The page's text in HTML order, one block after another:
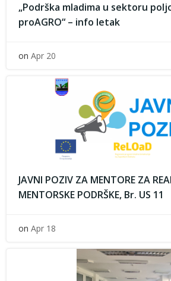
„Podrška mladima u sektoru
proAGRO“ – info letak
on Apr 20
JAVNI POZIV ZA MENTORE ZA
MENTORSKE PODRŠKE, Br. US 11
on Apr 18